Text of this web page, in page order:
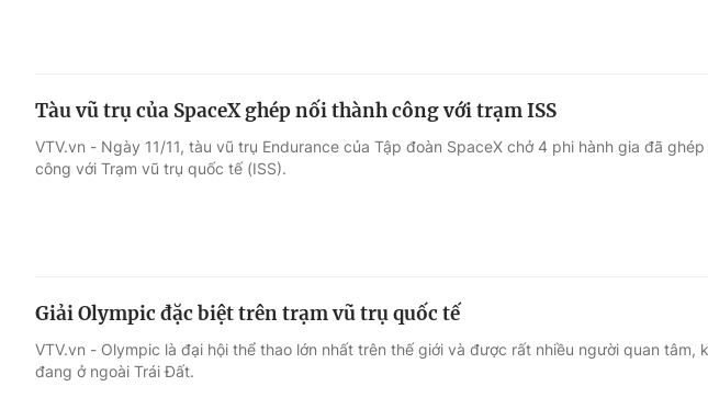
Tàu vũ trụ của SpaceX ghép nối thành công với trạm ISS
VTV.vn - Ngày 11/11, tàu vũ trụ Endurance của Tập đoàn SpaceX chở 4 phi hành gia đã
công với Trạm vũ trụ quốc tế (ISS).
Giải Olympic đặc biệt trên trạm vũ trụ quốc tế
VTV.vn - Olympic là đại hội thể thao lớn nhất trên thế giới và được rất nhiều người quan tâm,
đang ở ngoài Trái Đất.